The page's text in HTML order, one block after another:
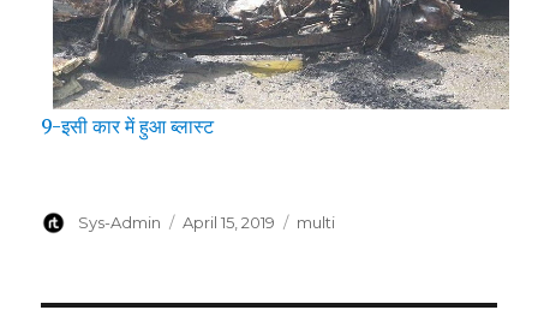
9-इसी कार में हुआ ब्लास्ट
Author
Sys-Admin
Posted
April 15, 2019 Categories
multi